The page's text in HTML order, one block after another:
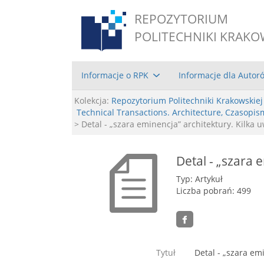
REPOZYTORIUM
POLITECHNIKI
Informacje o RPK Informacje dla
Kolekcja: Repozytorium Politechniki Krakowskiej
Technical Transactions. Architecture,
> Detal - „szara eminencja” architektury. Kilka
Detal - „szara
Typ: Artykuł
Liczba pobrań: 499
Tytuł Detal - „szara